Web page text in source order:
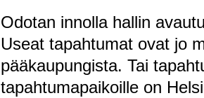
Odotan innolla hallin
Useat tapahtumat ovat jo
pääkaupungista. Tai
tapahtumapaikoille on